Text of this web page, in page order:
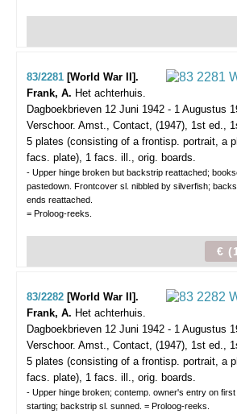
83/2281 [World War II].
Frank, A. Het achterhuis.
Dagboekbrieven 12 Juni 1942 - 1 Augustus
Verschoor. Amst., Contact, (1947), 1st ed.,
5 plates (consisting of a frontisp. portrait, a
facs. plate), 1 facs. ill., orig. boards.
- Upper hinge broken but backstrip reattached;
pastedown. Frontcover sl. nibbled by silverfish;
ends reattached.
= Proloog-reeks.
€
83/2282 [World War II].
Frank, A. Het achterhuis.
Dagboekbrieven 12 Juni 1942 - 1 Augustus
Verschoor. Amst., Contact, (1947), 1st ed.,
5 plates (consisting of a frontisp. portrait, a
facs. plate), 1 facs. ill., orig. boards.
- Upper hinge broken; contemp. owner's entry on
starting; backstrip sl. sunned. = Proloog-reeks.